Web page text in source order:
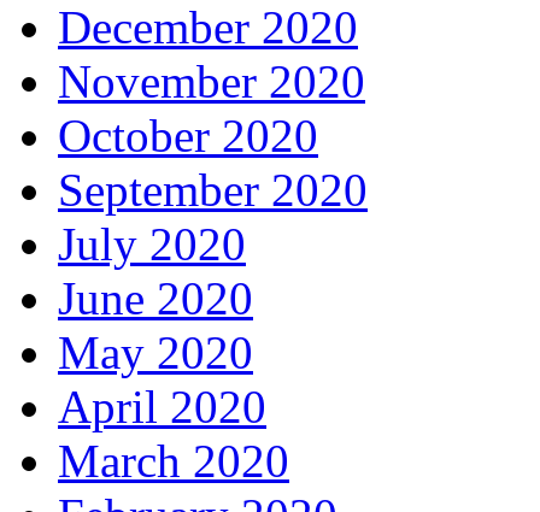
December 2020
November 2020
October 2020
September 2020
July 2020
June 2020
May 2020
April 2020
March 2020